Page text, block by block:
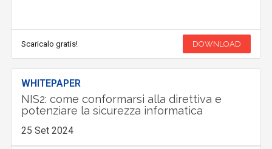
Scaricalo gratis! DOWNLOAD
WHITEPAPER
NIS2: come conformarsi alla direttiva e
potenziare la sicurezza informatica
25 Set 2024